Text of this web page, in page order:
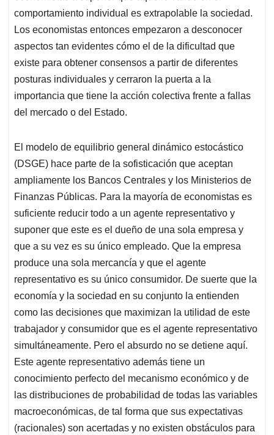
comportamiento individual es extrapolable la sociedad.
Los economistas entonces empezaron a desconocer
aspectos tan evidentes cómo el de la dificultad que
existe para obtener consensos a partir de diferentes
posturas individuales y cerraron la puerta a la
importancia que tiene la acción colectiva frente a fallas
del mercado o del Estado.
El modelo de equilibrio general dinámico estocástico
(DSGE) hace parte de la sofisticación que aceptan
ampliamente los Bancos Centrales y los Ministerios de
Finanzas Públicas. Para la mayoría de economistas es
suficiente reducir todo a un agente representativo y
suponer que este es el dueño de una sola empresa y
que a su vez es su único empleado. Que la empresa
produce una sola mercancía y que el agente
representativo es su único consumidor. De suerte que la
economía y la sociedad en su conjunto la entienden
como las decisiones que maximizan la utilidad de este
trabajador y consumidor que es el agente representativo
simultáneamente. Pero el absurdo no se detiene aquí.
Este agente representativo además tiene un
conocimiento perfecto del mecanismo económico y de
las distribuciones de probabilidad de todas las variables
macroeconómicas, de tal forma que sus expectativas
(racionales) son acertadas y no existen obstáculos para